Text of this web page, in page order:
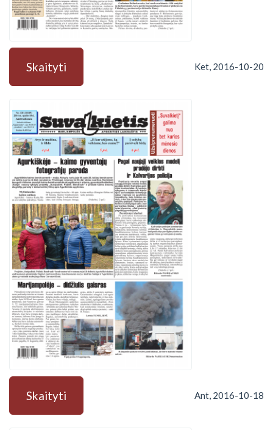
Skaityti Ket, 2016-10-20
Skaityti Ant, 2016-10-18